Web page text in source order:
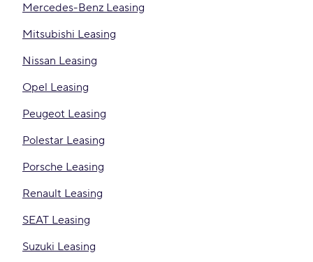
Mercedes-Benz Leasing
Mitsubishi Leasing
Nissan Leasing
Opel Leasing
Peugeot Leasing
Polestar Leasing
Porsche Leasing
Renault Leasing
SEAT Leasing
Suzuki Leasing